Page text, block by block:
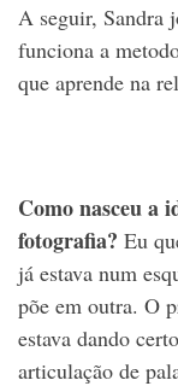
A seguir, Sandra
funciona a
que aprende na
Como nasceu a
fotografia? Eu
já estava num
põe em outra. O
estava dando
articulação de